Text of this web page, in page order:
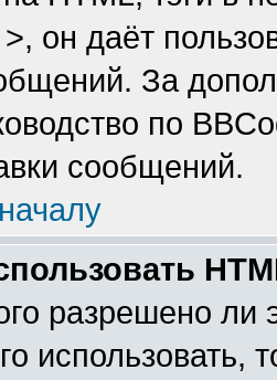
он даёт
За
по
сообщений.
разрешено
использовать,